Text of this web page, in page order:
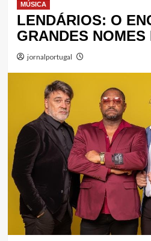
MÚSICA
LENDÁRIOS: O
GRANDES NOMES
jornalportugal